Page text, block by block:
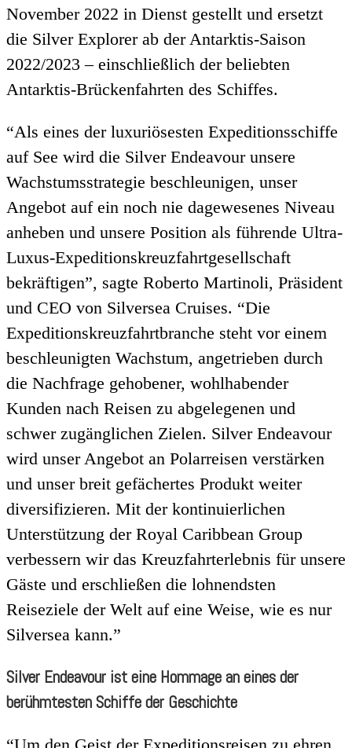
November 2022 in Dienst gestellt und ersetzt
die Silver Explorer ab der Antarktis-Saison
2022/2023 – einschließlich der beliebten
Antarktis-Brückenfahrten des Schiffes.
“Als eines der luxuriösesten Expeditionsschiffe
auf See wird die Silver Endeavour unsere
Wachstumsstrategie beschleunigen, unser
Angebot auf ein noch nie dagewesenes Niveau
anheben und unsere Position als führende Ultra-
Luxus-Expeditionskreuzfahrtgesellschaft
bekräftigen”, sagte Roberto Martinoli, Präsident
und CEO von Silversea Cruises. “Die
Expeditionskreuzfahrtbranche steht vor einem
beschleunigten Wachstum, angetrieben durch
die Nachfrage gehobener, wohlhabender
Kunden nach Reisen zu abgelegenen und
schwer zugänglichen Zielen. Silver Endeavour
wird unser Angebot an Polarreisen verstärken
und unser breit gefächertes Produkt weiter
diversifizieren. Mit der kontinuierlichen
Unterstützung der Royal Caribbean Group
verbessern wir das Kreuzfahrterlebnis für unsere
Gäste und erschließen die lohnendsten
Reiseziele der Welt auf eine Weise, wie es nur
Silversea kann.”
Silver Endeavour ist eine Hommage an eines der
berühmtesten Schiffe der Geschichte